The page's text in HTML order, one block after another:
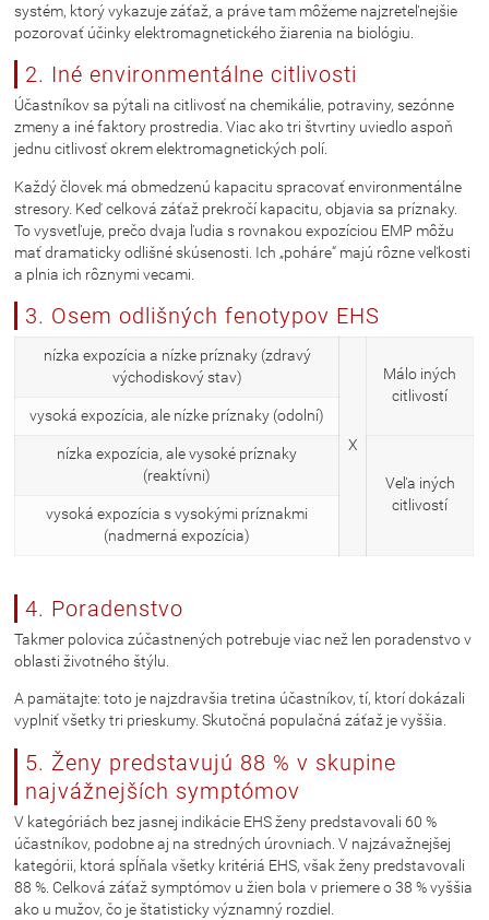
systém, ktorý vykazuje záťaž, a práve tam môžeme najzreteľnejšie
pozorovať účinky elektromagnetického žiarenia na biológiu.
2. Iné environmentálne citlivosti
Účastníkov sa pýtali na citlivosť na chemikálie, potraviny, sezónne
zmeny a iné faktory prostredia. Viac ako tri štvrtiny uviedlo aspoň
jednu citlivosť okrem elektromagnetických polí.
Každý človek má obmedzenú kapacitu spracovať environmentálne
stresory. Keď celková záťaž prekročí kapacitu, objavia sa príznaky.
To vysvetľuje, prečo dvaja ľudia s rovnakou expozíciou EMP môžu
mať dramaticky odlišné skúsenosti. Ich „poháre“ majú rôzne veľkosti
a plnia ich rôznymi vecami.
3. Osem odlišných fenotypov EHS
nízka expozícia a nízke príznaky (zdravý
východiskový stav)
X
Málo iných
citlivostí
vysoká expozícia, ale nízke príznaky (odolní)
nízka expozícia, ale vysoké príznaky
(reaktívni)
Veľa iných
citlivostí
vysoká expozícia s vysokými príznakmi
(nadmerná expozícia)
4. Poradenstvo
Takmer polovica zúčastnených potrebuje viac než len poradenstvo v
oblasti životného štýlu.
A pamätajte: toto je najzdravšia tretina účastníkov, tí, ktorí dokázali
vyplniť všetky tri prieskumy. Skutočná populačná záťaž je vyššia.
5. Ženy predstavujú 88 % v skupine
najvážnejších symptómov
V kategóriách bez jasnej indikácie EHS ženy predstavovali 60 %
účastníkov, podobne aj na stredných úrovniach. V najzávažnejšej
kategórii, ktorá spĺňala všetky kritériá EHS, však ženy predstavovali
88 %. Celková záťaž symptómov u žien bola v priemere o 38 % vyššia
ako u mužov, čo je štatisticky významný rozdiel.